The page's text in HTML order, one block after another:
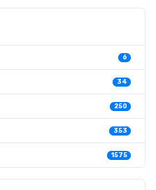
6
34
250
353
1575